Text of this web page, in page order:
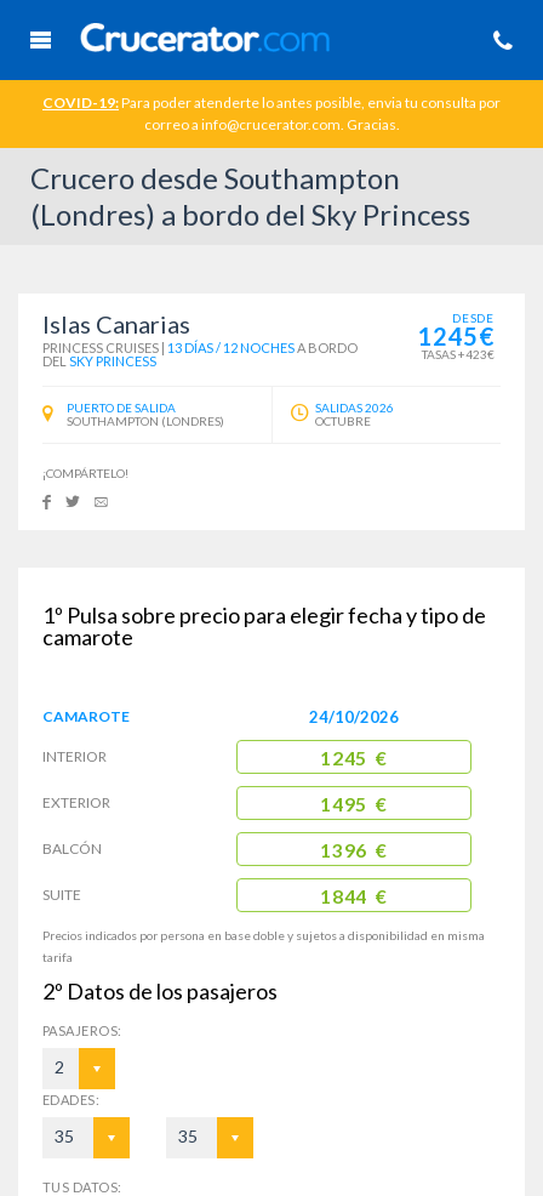
COVID-19:Para poder atenderte lo antes posible, envia tu consulta por
correo a info@crucerator.com. Gracias.
Crucero desde Southampton
(Londres) a bordo del Sky Princess
Islas Canarias
PRINCESS CRUISES | 13 DÍAS / 12 NOCHESA BORDO
DEL SKY PRINCESS
DESDE
1245€
TASAS +423€
PUERTO DE SALIDA
SOUTHAMPTON (LONDRES)
SALIDAS 2026
OCTUBRE
¡COMPÁRTELO!
1º Pulsa sobre precio para elegir fecha y tipo de
camarote
CAMAROTE
INTERIOR
EXTERIOR
BALCÓN
SUITE
24/10/2026
1245 €
1495 €
1396 €
1844 €
Precios indicados por persona en base doble y sujetos a disponibilidad en misma
tarifa
2º Datos de los pasajeros
PASAJEROS:
2
EDADES:
35 35
TUS DATOS: